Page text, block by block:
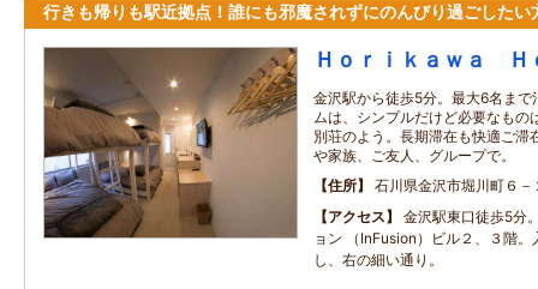
行きも帰りも駅近拠点！誰にも邪魔されずにのんびり過ごしたい
Ｈｏｒｉｋａｗａ Ｈ
金沢駅から徒歩5分。最大6名ま
ムは、シンプルだけど必要なもの
別荘のよう。長期滞在も快適ご滞
や家族、ご友人、グループで。
住所
石川県金沢市堀川町６－
アクセス
金沢駅東口徒歩5分
ョン （InFusion）ビル２、３階
し、右の細い通り。